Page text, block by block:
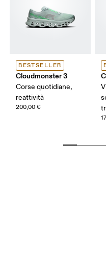
BESTSELLER
Cloudmonster 3
Corse quotidiane,
reattività
200,00 €